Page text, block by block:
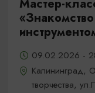
Мастер-
09.02.2026 -
Калининград,
творчества,